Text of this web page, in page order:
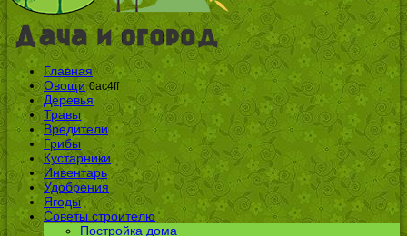
Главная
Овощи 0ac4ff
Деревья
Травы
Вредители
Грибы
Кустарники
Инвентарь
Удобрения
Ягоды
Советы строителю
Постройка дома